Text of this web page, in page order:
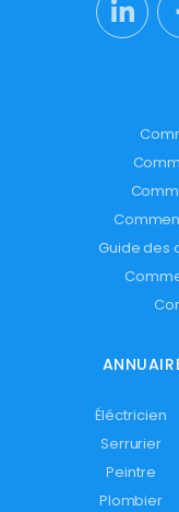
Guide des
Éléctricien
Serrurier
Peintre
Plombier